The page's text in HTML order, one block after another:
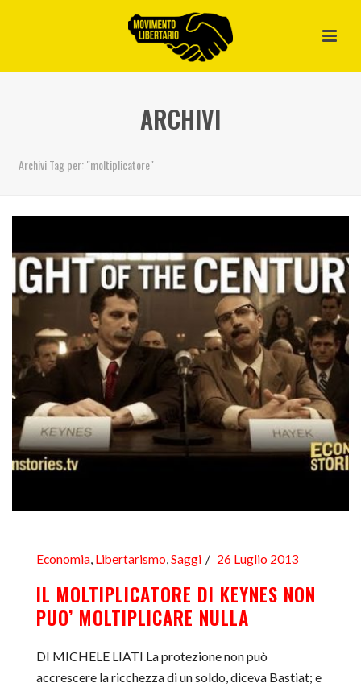
ARCHIVI
Archivi Tag per: "moltiplicatore"
Economia, Libertarismo,Saggi 26 Luglio 2013
IL MOLTIPLICATORE DI KEYNES NON
PUO’ MOLTIPLICARE NULLA
DI MICHELE LIATI La protezione non può
accrescere la ricchezza di un soldo, diceva Bastiat; e